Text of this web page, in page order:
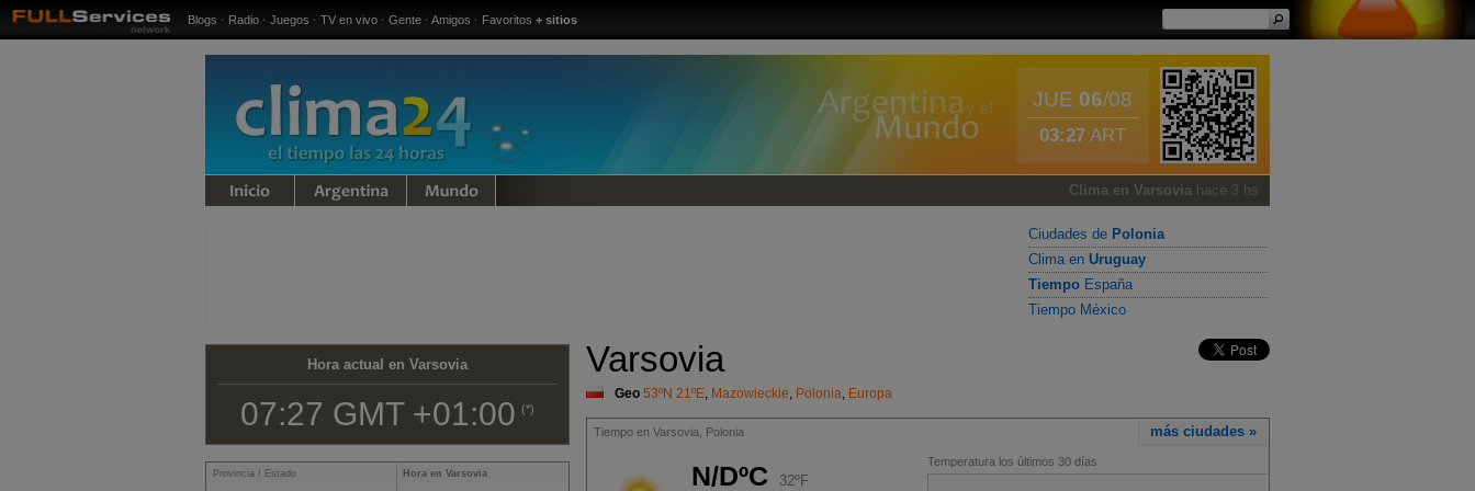
Blogs · Radio · Juegos · TV en vivo · Gente · Amigos · Favoritos + sitios
JUE 06/08
03:27 ART
Clima en Varsovia hace 3 hs
Ciudades de Polonia
Clima en Uruguay
Tiempo España
Tiempo México
Hora actual en Varsovia
07:27 GMT +01:00 (*)
Hora en Varsovia
Provincia / Estado
Varsovia
Geo 53ºN 21ºE, Mazowieckie, Polonia, Europa
más ciudades »
Tiempo en Varsovia, Polonia
Temperatura los últimos 30 días
N/DºC 32ºF